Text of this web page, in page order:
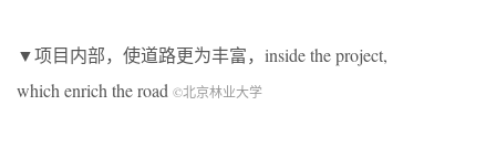
▼项目内部，使道路更为丰富，inside the project,
which enrich the road ©北京林业大学